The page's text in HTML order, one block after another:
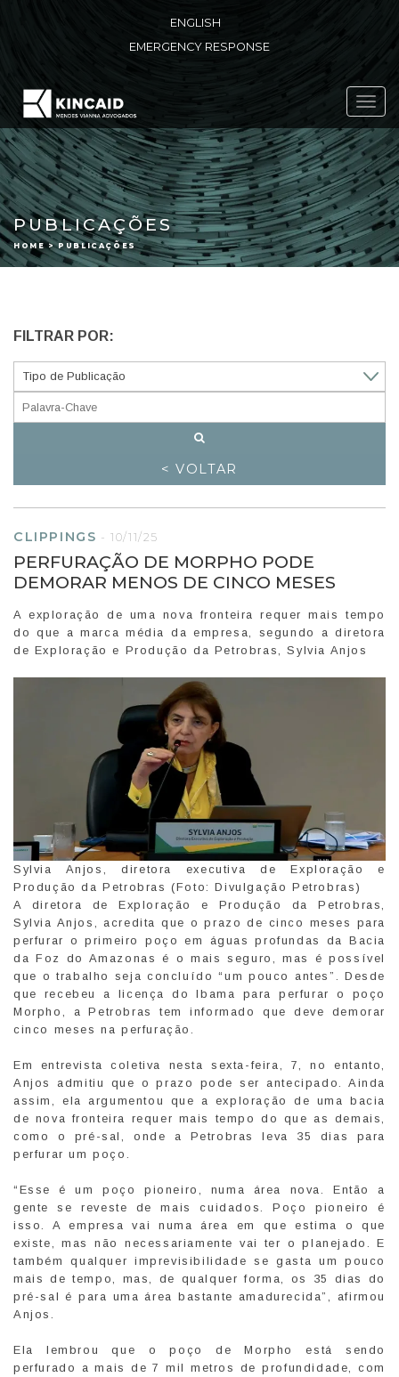
ENGLISH
EMERGENCY RESPONSE
PUBLICAÇÕES
HOME > PUBLICAÇÕES
FILTRAR POR:
< VOLTAR
CLIPPINGS -10/11/25
PERFURAÇÃO DE MORPHO PODE
DEMORAR MENOS DE CINCO MESES
A exploração de uma nova fronteira requer mais tempo
do que a marca média da empresa, segundo a diretora
de Exploração e Produção da Petrobras, Sylvia Anjos
Sylvia Anjos, diretora executiva de Exploração e
Produção da Petrobras (Foto: Divulgação Petrobras)
A diretora de Exploração e Produção da Petrobras,
Sylvia Anjos, acredita que o prazo de cinco meses para
perfurar o primeiro poço em águas profundas da Bacia
da Foz do Amazonas é o mais seguro, mas é possível
que o trabalho seja concluído “um pouco antes”. Desde
que recebeu a licença do Ibama para perfurar o poço
Morpho, a Petrobras tem informado que deve demorar
cinco meses na perfuração.
Em entrevista coletiva nesta sexta-feira, 7, no entanto,
Anjos admitiu que o prazo pode ser antecipado. Ainda
assim, ela argumentou que a exploração de uma bacia
de nova fronteira requer mais tempo do que as demais,
como o pré-sal, onde a Petrobras leva 35 dias para
perfurar um poço.
“Esse é um poço pioneiro, numa área nova. Então a
gente se reveste de mais cuidados. Poço pioneiro é
isso. A empresa vai numa área em que estima o que
existe, mas não necessariamente vai ter o planejado. E
também qualquer imprevisibilidade se gasta um pouco
mais de tempo, mas, de qualquer forma, os 35 dias do
pré-sal é para uma área bastante amadurecida”, afirmou
Anjos.
Ela lembrou que o poço de Morpho está sendo
perfurado a mais de 7 mil metros de profundidade, com